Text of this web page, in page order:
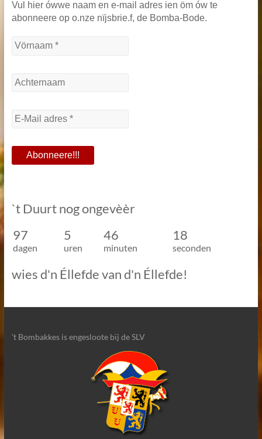
Vul hier ówwe naam en e-mail adres ien öm ów te
abonneere op o.nze nïjsbrie.f, de Bomba-Bode.
`t Duurt nog ongevèèr
97
5 46 18
dagen uren minuten seconden
wies d'n Éllefde van d'n Éllefde!
’t Bombakkes is engesloote bïj de SLV